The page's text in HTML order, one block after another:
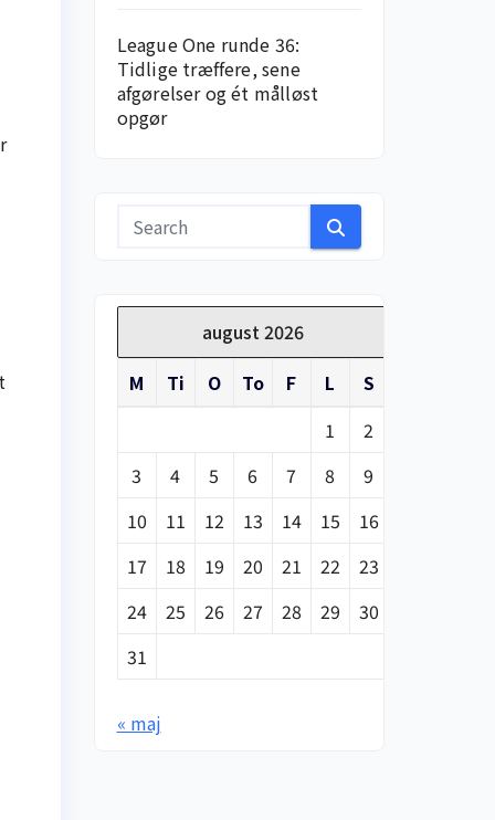
League One runde 36:
Tidlige træffere, sene
afgørelser og ét målløst
opgør
august 2026
M
Ti O To F L
S
1
2
3
4 5 6 7 8
9
10
11 12 13 14 15
16
17
18 19 20 21 22
23
24
25 26 27 28 29
30
31
« maj